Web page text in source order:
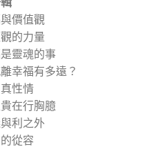
價值觀
的力量
靈魂的事
幸福有多遠？
性情
貴在行胸臆
利之外
從容